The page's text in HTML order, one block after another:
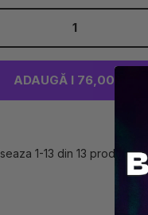
1
ADAUGĂ I 76,00 LEI
1-13 din 13 produs(e)